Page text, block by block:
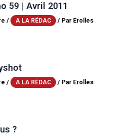
59 | Avril 2011
/ A LA RÉDAC / Par Erolles
/ A LA RÉDAC / Par Erolles
?